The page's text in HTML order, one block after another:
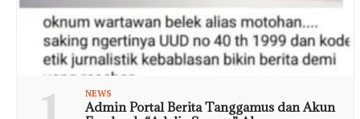
NEWS
Admin Portal Berita Tanggamus dan Akun